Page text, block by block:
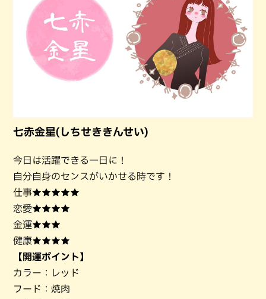
七赤金星(しちせききんせい)
今日は活躍できる一日に！
自分自身のセンスがいかせる時です！
仕事★★★★★
恋愛★★★★
金運★★★
健康★★★★
【開運ポイント】
カラー：レッド
フード：焼肉